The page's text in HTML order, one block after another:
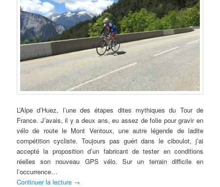
L’Alpe d’Huez, l’une des étapes dites mythiques du Tour de
France. J’avais, il y a deux ans, eu assez de folie pour gravir en
vélo de route le Mont Ventoux, une autre légende de ladite
compétition cycliste. Toujours pas guéri dans le ciboulot, j’ai
accepté la proposition d’un fabricant de tester en conditions
réelles son nouveau GPS vélo. Sur un terrain difficile en
l’occurrence…
Continuer la lecture →